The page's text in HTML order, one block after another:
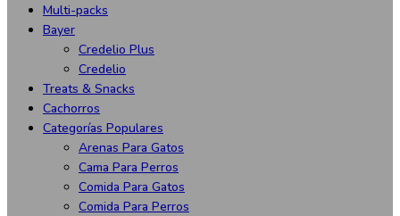
Multi-packs
Bayer
Credelio Plus
Credelio
Treats & Snacks
Cachorros
Categorías Populares
Arenas Para Gatos
Cama Para Perros
Comida Para Gatos
Comida Para Perros